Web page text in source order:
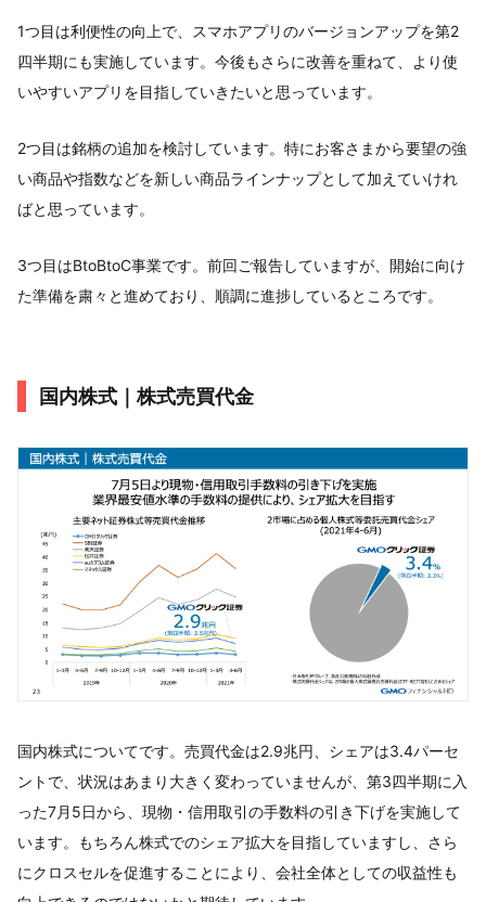
1つ目は利便性の向上で、スマホアプリのバージョンアップを第2
四半期にも実施しています。今後もさらに改善を重ねて、より使
いやすいアプリを目指していきたいと思っています。
2つ目は銘柄の追加を検討しています。特にお客さまから要望の強
い商品や指数などを新しい商品ラインナップとして加えていけれ
ばと思っています。
3つ目はBtoBtoC事業です。前回ご報告していますが、開始に向け
た準備を粛々と進めており、順調に進捗しているところです。
国内株式｜株式売買代金
国内株式についてです。売買代金は2.9兆円、シェアは3.4パーセ
ントで、状況はあまり大きく変わっていませんが、第3四半期に入
った7月5日から、現物・信用取引の手数料の引き下げを実施して
います。もちろん株式でのシェア拡大を目指していますし、さら
にクロスセルを促進することにより、会社全体としての収益性も